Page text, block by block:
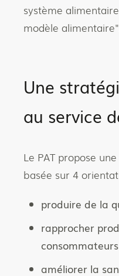
système
modèle
Une
au service
Le PAT propose
basée sur 4
produire de la
rapprocher
consommateurs
améliorer la